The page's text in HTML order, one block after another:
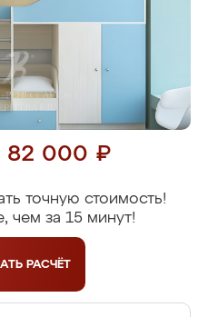
82 000 ₽
точную стоимость!
чем за 15 минут!
РАСЧЁТ